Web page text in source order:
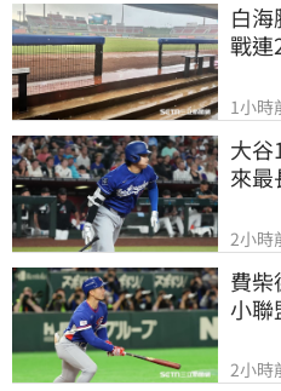
白
戰連
1小時
大谷
來最
2小時
費柴
小聯
2小時